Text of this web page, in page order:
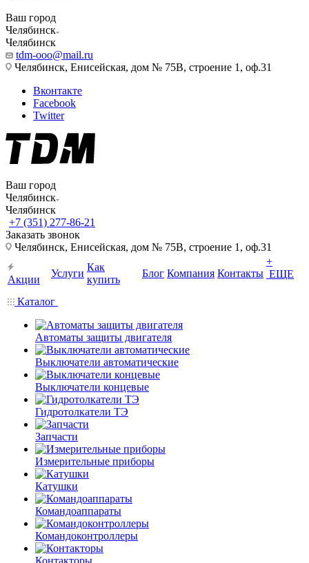
Ваш город
Челябинск
Челябинск
tdm-ooo@mail.ru
Челябинск, Енисейская, дом № 75В, строение 1, оф.31
Вконтакте
Facebook
Twitter
Ваш город
Челябинск
Челябинск
+7 (351) 277-86-21
Заказать звонок
Челябинск, Енисейская, дом № 75В, строение 1, оф.31
Акции
Услуги
Как
купить
Блог Компания Контакты
+
ЕЩЕ
Каталог
Автоматы защиты двигателя
Выключатели автоматические
Выключатели концевые
Гидротолкатели ТЭ
Запчасти
Измерительные приборы
Катушки
Командоаппараты
Командоконтроллеры